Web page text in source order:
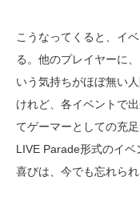
こうなってくると、イ
る。他のプレイヤーに
いう気持ちがほぼ無い
けれど、各イベントで
てゲーマーとしての充
LIVE Parade形式のイ
喜びは、今でも忘れられ